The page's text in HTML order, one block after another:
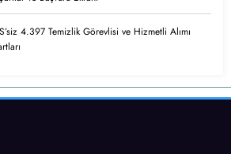
4.397 Temizlik Görevlisi ve Hizmetli Alımı